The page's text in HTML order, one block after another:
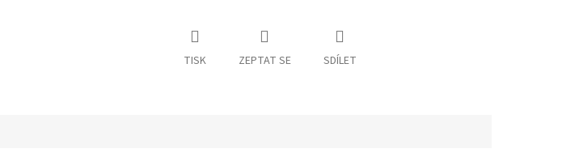
TISK ZEPTAT SE SDÍLET